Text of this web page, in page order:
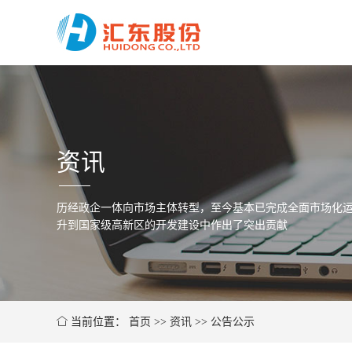
资讯
历经政企一体向市场主体转型，至今基本已完成全面市场化
升到国家级高新区的开发建设中作出了突出贡献
当前位置： 首页 >> 资讯 >> 公告公示